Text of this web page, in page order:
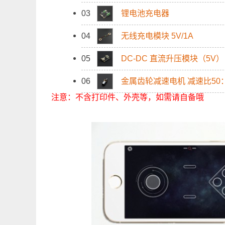
03 锂电池充电器
04 无线充电模块 5V/1A
05 DC-DC 直流升压模块（5V）
06
金属齿轮减速电机 减速比50
注意：不含打印件、外壳等，如需请自备哦